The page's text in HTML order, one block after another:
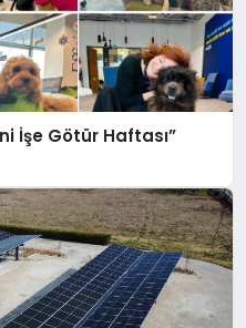
İşe Götür Haftası”